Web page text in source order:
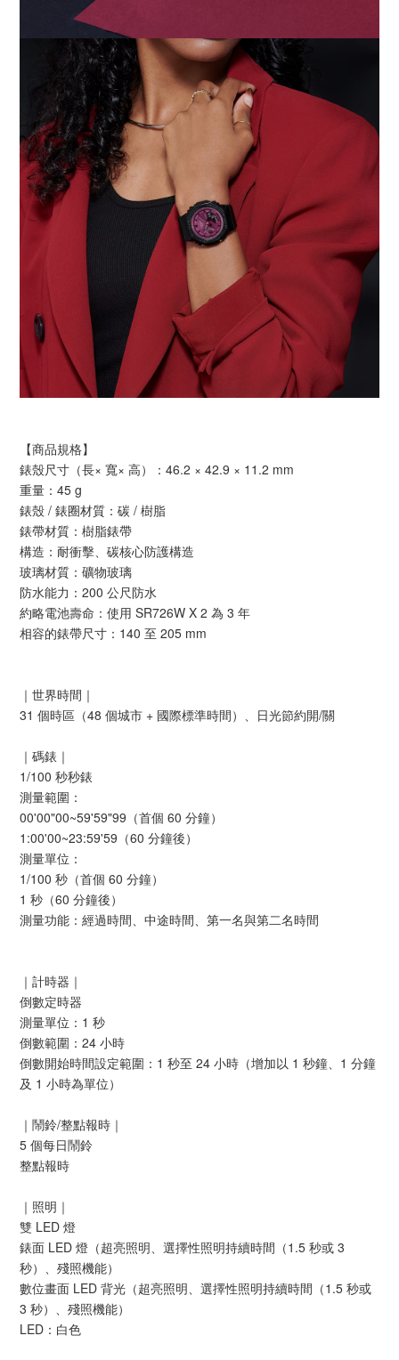
【商品規格】
錶殼尺寸（長× 寬× 高）：46.2 × 42.9 × 11.2 mm
重量：45 g
錶殼 / 錶圈材質：碳 / 樹脂
錶帶材質：樹脂錶帶
構造：耐衝擊、碳核心防護構造
玻璃材質：礦物玻璃
防水能力：200 公尺防水
約略電池壽命：使用 SR726W X 2 為 3 年
相容的錶帶尺寸：140 至 205 mm
｜世界時間｜
31 個時區（48 個城市 + 國際標準時間）、日光節約開/關
｜碼錶｜
1/100 秒秒錶
測量範圍：
00'00"00~59'59"99（首個 60 分鐘）
1:00'00~23:59'59（60 分鐘後）
測量單位：
1/100 秒（首個 60 分鐘）
1 秒（60 分鐘後）
測量功能：經過時間、中途時間、第一名與第二名時間
｜計時器｜
倒數定時器
測量單位：1 秒
倒數範圍：24 小時
倒數開始時間設定範圍：1 秒至 24 小時（增加以 1 秒鐘、1 分鐘
及 1 小時為單位）
｜鬧鈴/整點報時｜
5 個每日鬧鈴
整點報時
｜照明｜
雙 LED 燈
錶面 LED 燈（超亮照明、選擇性照明持續時間（1.5 秒或 3
秒）、殘照機能）
數位畫面 LED 背光（超亮照明、選擇性照明持續時間（1.5 秒或
3 秒）、殘照機能）
LED：白色